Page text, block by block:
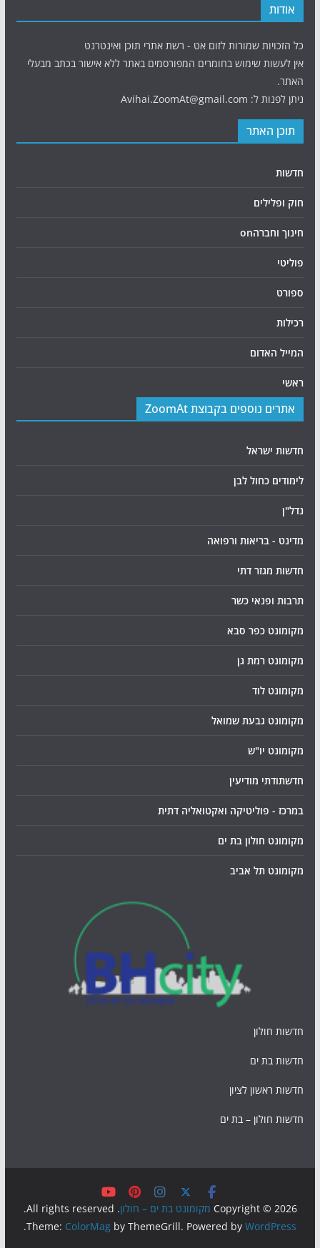
אודות
כל הזכויות שמורות לזום אט - רשת אתרי תוכן ואינטרנט
אין לעשות שימוש בחומרים המפורסמים באתר ללא אישור בכתב מבעלי
האתר.
ניתן לפנות ל: Avihai.ZoomAt@gmail.com
תוכן האתר
חדשות
חוק ופלילים
חינוך וחברהon
פוליטי
ספורט
רכילות
המייל האדום
ראשי
אתרים נוספים בקבוצת ZoomAt
חדשות ישראל
לימודים כחול לבן
נדל"ן
מדינט - בריאות ורפואה
חדשות מגזר דתי
תרבות ופנאי כשר
מקומונט כפר סבא
מקומונט רמת גן
מקומונט לוד
מקומונט גבעת שמואל
מקומונט יו"ש
חדשתודתי מודיעין
במרכז - פוליטיקה ואקטואליה דתית
מקומונט חולון בת ים
מקומונט תל אביב
חדשות חולון
חדשות בת ים
חדשות ראשון לציון
חדשות חולון – בת ים
Copyright © 2026 מקומונט בת ים – חולון. All rights reserved.
Theme: ColorMag by ThemeGrill. Powered byWordPress
.